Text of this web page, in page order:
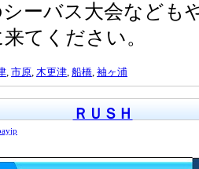
ーバス大会なども
てください。
, 市原, 木更津, 船橋, 袖ヶ浦
ＲＵＳＨ